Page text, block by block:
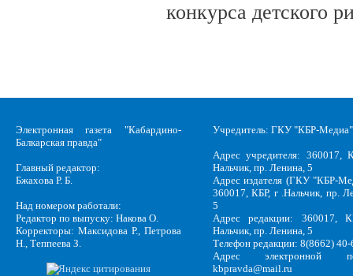
конкурса детского
Электронная газета "Кабардино-
Балкарская правда"
Главный редактор:
Бжахова Р. Б.
Над номером работали:
Редактор по выпуску: Накова О.
Корректоры: Максидова Р., Петрова
Н., Теппеева З.
Учредитель: ГКУ "КБР-Медиа"
Адрес учредителя: 360017,
Нальчик, пр. Ленина, 5
Адрес издателя (ГКУ "КБР-
360017, КБР, г .Нальчик, пр.
5
Адрес редакции: 360017,
Нальчик, пр. Ленина, 5
Телефон редакции: 8(8662)
Адрес электронной
kbpravda@mail.ru